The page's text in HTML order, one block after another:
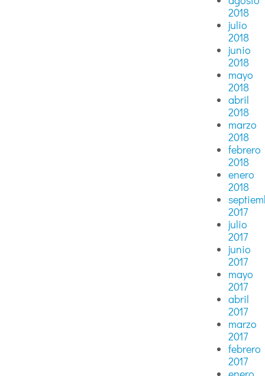
2018
julio
2018
junio
2018
mayo
2018
abril
2018
marzo
2018
febrero
2018
enero
2018
2017
julio
2017
junio
2017
mayo
2017
abril
2017
marzo
2017
febrero
2017